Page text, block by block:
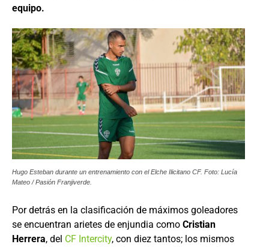
equipo.
Hugo Esteban durante un entrenamiento con el Elche Ilicitano CF. Foto: Lucía
Mateo / Pasión Franjiverde.
Por detrás en la clasificación de máximos goleadores
se encuentran arietes de enjundia como Cristian
Herrera, del CF Intercity, con diez tantos; los mismos